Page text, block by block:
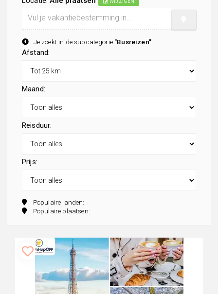
Je zoekt in de subcategorie "Busreizen".
Afstand:
Maand:
Reisduur:
Prijs:
Populaire landen:
Populaire plaatsen: